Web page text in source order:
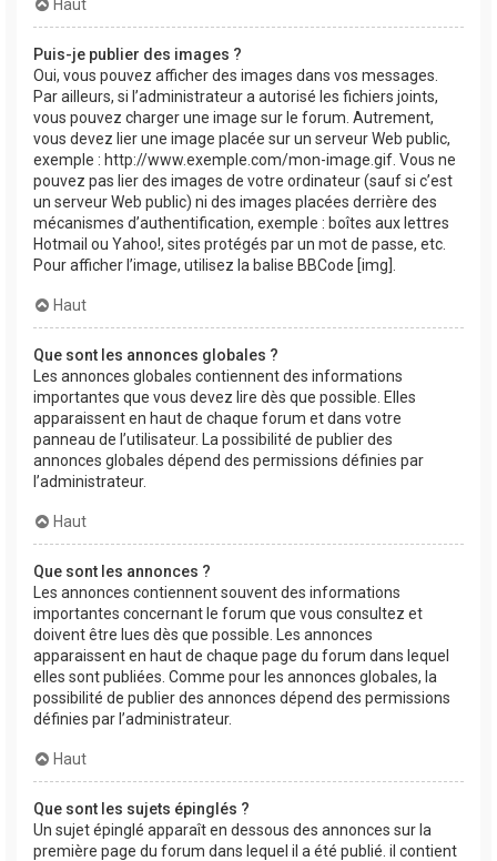
Haut
Puis-je publier des images ?
Oui, vous pouvez afficher des images dans vos messages.
Par ailleurs, si l’administrateur a autorisé les fichiers joints,
vous pouvez charger une image sur le forum. Autrement,
vous devez lier une image placée sur un serveur Web public,
exemple : http://www.exemple.com/mon-image.gif. Vous ne
pouvez pas lier des images de votre ordinateur (sauf si c’est
un serveur Web public) ni des images placées derrière des
mécanismes d’authentification, exemple : boîtes aux lettres
Hotmail ou Yahoo!, sites protégés par un mot de passe, etc.
Pour afficher l’image, utilisez la balise BBCode [img].
Haut
Que sont les annonces globales ?
Les annonces globales contiennent des informations
importantes que vous devez lire dès que possible. Elles
apparaissent en haut de chaque forum et dans votre
panneau de l’utilisateur. La possibilité de publier des
annonces globales dépend des permissions définies par
l’administrateur.
Haut
Que sont les annonces ?
Les annonces contiennent souvent des informations
importantes concernant le forum que vous consultez et
doivent être lues dès que possible. Les annonces
apparaissent en haut de chaque page du forum dans lequel
elles sont publiées. Comme pour les annonces globales, la
possibilité de publier des annonces dépend des permissions
définies par l’administrateur.
Haut
Que sont les sujets épinglés ?
Un sujet épinglé apparaît en dessous des annonces sur la
première page du forum dans lequel il a été publié. il contient